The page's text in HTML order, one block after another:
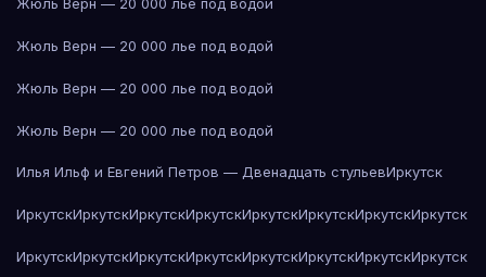
Жюль Верн — 20 000 лье под водой
Жюль Верн — 20 000 лье под водой
Жюль Верн — 20 000 лье под водой
Илья Ильф и Евгений Петров — Двенадцать стульевИркутск
ИркутскИркутскИркутскИркутскИркутскИркутскИркутскИркутск
ИркутскИркутскИркутскИркутскИркутскИркутскИркутскИркутск